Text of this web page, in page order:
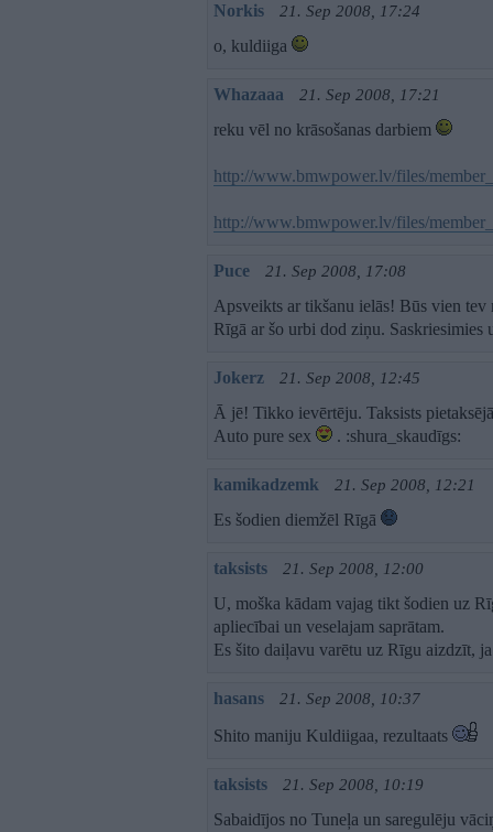
Norkis 21. Sep 2008, 17:24
o, kuldiiga
Whazaaa 21. Sep 2008, 17:21
reku vēl no krāsošanas darbiem
http://www.bmwpower.lv/files/
http://www.bmwpower.lv/files/
Puce 21. Sep 2008, 17:08
Apsveikts ar tikšanu ielās! Būs vien
Rīgā ar šo urbi dod ziņu. Saskriesimies
Jokerz 21. Sep 2008, 12:45
Ā jē! Tikko ievērtēju. Taksists
Auto pure sex
. :shura_skaudīgs:
kamikadzemk 21. Sep 2008, 12:21
Es šodien diemžēl Rīgā
taksists 21. Sep 2008, 12:00
U, moška kādam vajag tikt šodien uz
apliecībai un veselajam saprātam.
Es šito daiļavu varētu uz Rīgu aizdzīt,
hasans 21. Sep 2008, 10:37
Shito maniju Kuldiigaa, rezultaats
taksists 21. Sep 2008, 10:19
Sabaidījos no Tuneļa un saregulēju